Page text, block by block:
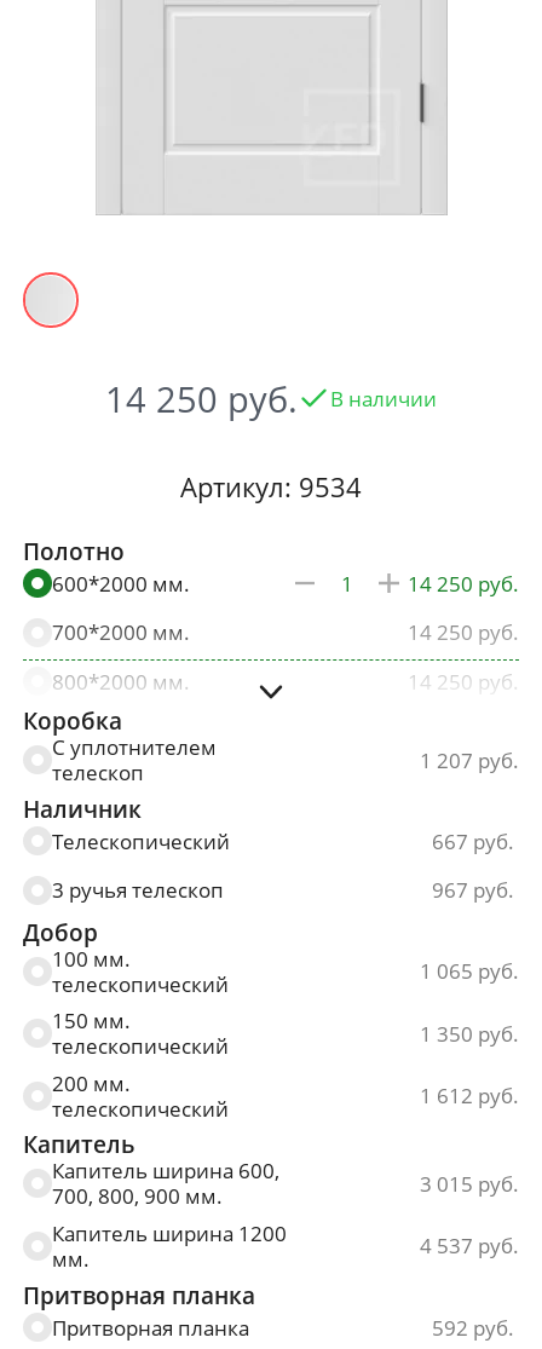
14 250 В наличии
Артикул: 9534
Полотно
600*2000 мм.
14 250
700*2000 мм.
14 250
800*2000 мм.
14 250
900*2000 мм.
Коробка
С уплотнителем
телескоп
1 207
Наличник
Телескопический
667
3 ручья телескоп
967
Добор
100 мм.
телескопический
1 065
150 мм.
телескопический
1 350
200 мм.
телескопический
1 612
Капитель
Капитель ширина 600,
700, 800, 900 мм.
3 015
Капитель ширина 1200
мм.
4 537
Притворная планка
Притворная планка 592